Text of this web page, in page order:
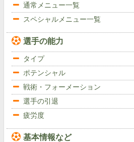
通常メニュー一覧
スペシャルメニュー一覧
選手の能力
タイプ
ポテンシャル
戦術・フォーメーション
選手の引退
疲労度
基本情報など